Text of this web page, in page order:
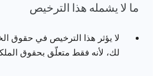
ما لا يشمله هذا الترخيص
لا يؤثر هذا الترخيص في حقوق
لك، لأنه فقط متعلّق بحقوق